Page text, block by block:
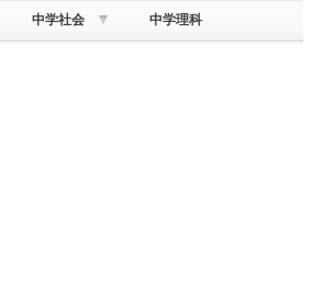
中学社会 中学理科